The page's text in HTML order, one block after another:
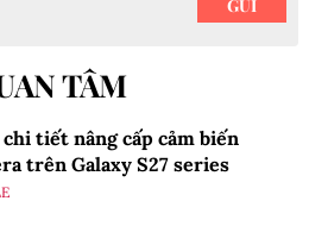
TÂM
tiết nâng cấp cảm biến
trên Galaxy S27 series